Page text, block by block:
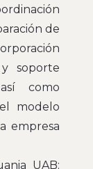
de
soporte
como
modelo
empresa
UAB: